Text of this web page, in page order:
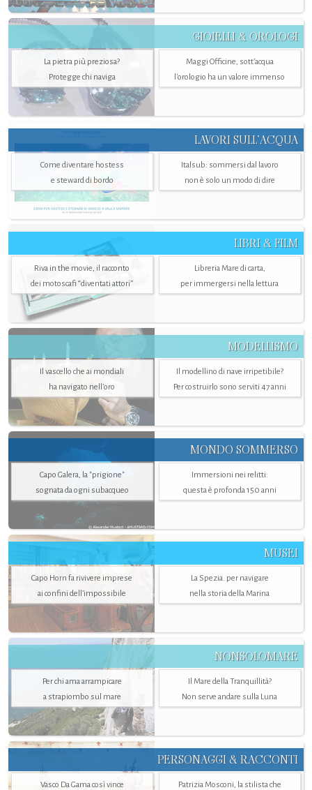
GIOIELLI & OROLOGI
La pietra più preziosa?
Protegge chi naviga
Maggi Officine, sott’acqua
l'orologio ha un valore immenso
LAVORI SULL’ACQUA
Come diventare hostess
e steward di bordo
Italsub: sommersi dal lavoro
non è solo un modo di dire
LIBRI & FILM
Riva in the movie, il racconto
dei motoscafi “diventati attori”
Libreria Mare di carta,
per immergersi nella lettura
MODELLISMO
Il vascello che ai mondiali
ha navigato nell’oro
Il modellino di nave irripetibile?
Per costruirlo sono serviti 47 anni
MONDO SOMMERSO
Capo Galera, la "prigione"
sognata da ogni subacqueo
Immersioni nei relitti:
questa è profonda 150 anni
MUSEI
Capo Horn fa rivivere imprese
ai confini dell’impossibile
La Spezia. per navigare
nella storia della Marina
NONSOLOMARE
Per chi ama arrampicare
a strapiombo sul mare
Il Mare della Tranquillità?
Non serve andare sulla Luna
PERSONAGGI & RACCONTI
Vasco Da Gama così vince
Patrizia Mosconi, la stilista che